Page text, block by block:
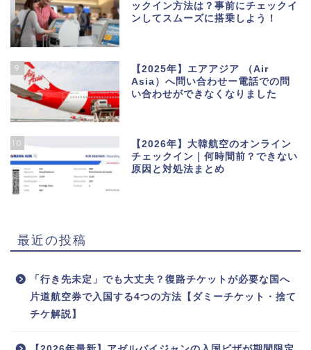
ックイン方法は？事前にチェックイ
ンしてスムーズに搭乗しよう！
9
【2025年】エアアジア （Air
Asia）へ問い合わせー電話での問
い合わせができなくなりました
10
【2026年】大韓航空のオンライン
チェックイン｜何時間前？できない
原因と対処法まとめ
最近の投稿
「行き先未定」でも大丈夫？復路チケットが必要な国へ
片道航空券で入国する4つの方法【ダミーチケット・捨て
チケ解説】